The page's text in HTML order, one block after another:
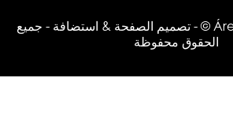
©
- تصميم الصفحة & استضافة - جميع
الحقوق محفوظة